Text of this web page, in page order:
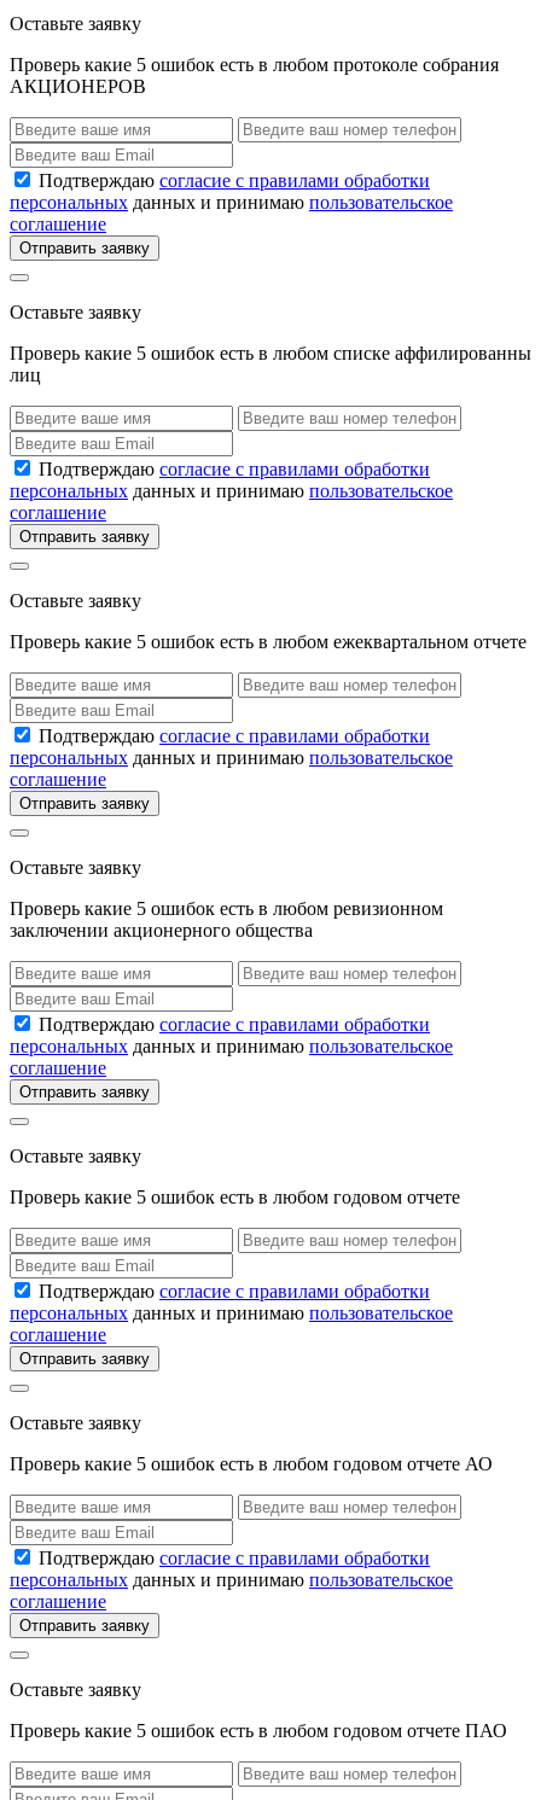
Оставьте заявку
Проверь какие 5 ошибок есть в любом протоколе собрания
АКЦИОНЕРОВ
Подтверждаю согласие с правилами обработки
персональных данных и принимаю пользовательское
соглашение
Отправить заявку
Оставьте заявку
Проверь какие 5 ошибок есть в любом списке аффилированны
лиц
Подтверждаю согласие с правилами обработки
персональных данных и принимаю пользовательское
соглашение
Отправить заявку
Оставьте заявку
Проверь какие 5 ошибок есть в любом ежеквартальном отчете
Подтверждаю согласие с правилами обработки
персональных данных и принимаю пользовательское
соглашение
Отправить заявку
Оставьте заявку
Проверь какие 5 ошибок есть в любом ревизионном
заключении акционерного общества
Подтверждаю согласие с правилами обработки
персональных данных и принимаю пользовательское
соглашение
Отправить заявку
Оставьте заявку
Проверь какие 5 ошибок есть в любом годовом отчете
Подтверждаю согласие с правилами обработки
персональных данных и принимаю пользовательское
соглашение
Отправить заявку
Оставьте заявку
Проверь какие 5 ошибок есть в любом годовом отчете АО
Подтверждаю согласие с правилами обработки
персональных данных и принимаю пользовательское
соглашение
Отправить заявку
Оставьте заявку
Проверь какие 5 ошибок есть в любом годовом отчете ПАО